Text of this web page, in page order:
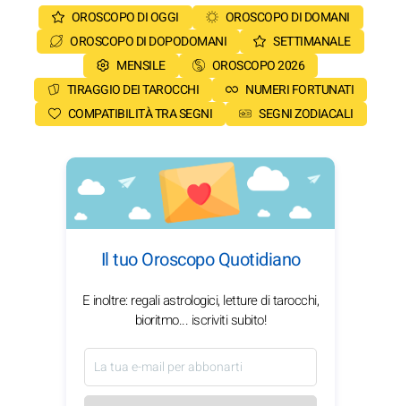
OROSCOPO DI OGGI
OROSCOPO DI DOMANI
OROSCOPO DI DOPODOMANI
SETTIMANALE
MENSILE
OROSCOPO 2026
TIRAGGIO DEI TAROCCHI
NUMERI FORTUNATI
COMPATIBILITÀ TRA SEGNI
SEGNI ZODIACALI
Il tuo Oroscopo Quotidiano
E inoltre: regali astrologici, letture di tarocchi,
bioritmo... iscriviti subito!